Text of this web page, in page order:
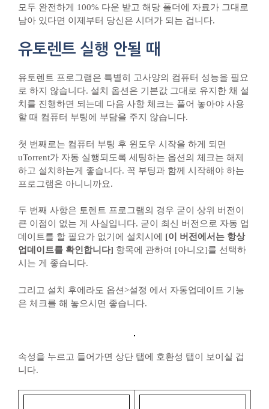
모두 완전하게 100% 다운 받고 해당 폴더에 자료가 그대로
남아 있다면 이제부터 당신은 시더가 되는 겁니다.​
유토렌트 실행 안될 때
유토렌트 프로그램은 특별히 고사양의 컴퓨터 성능을 필요
로 하지 않습니다. 설치 옵션은 기본값 그대로 유지한 채 설
치를 진행하면 되는데 다음 사항 체크는 풀어 놓아야 사용
할 때 컴퓨터 부팅에 부담을 주지 않습니다.
첫 번째로는 컴퓨터 부팅 후 윈도우 시작을 하게 되면
uTorrent가 자동 실행되도록 세팅하는 옵션의 체크는 해제
하고 설치하는게 좋습니다. 꼭 부팅과 함께 시작해야 하는
프로그램은 아니니까요.
두 번째 사항은 토렌트 프로그램의 경우 굳이 상위 버전이
큰 이점이 없는 게 사실입니다. 굳이 최신 버전으로 자동 업
데이트를 할 필요가 없기에 설치시에 [이 버전에서는 항상
업데이트를 확인합니다] 항목에 관하여 [아니오]를 선택하
시는 게 좋습니다.
그리고 설치 후에라도 옵션>설정 에서 자동업데이트 기능
은 체크를 해 놓으시면 좋습니다.
속성을 누르고 들어가면 상단 탭에 호환성 탭이 보이실 겁
니다.